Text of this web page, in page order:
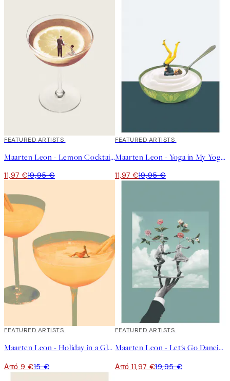
40%*
FEATURED ARTISTS
Maarten Leon - Lemon Cocktail Poster
11,97 €19,95 €
40%*
FEATURED ARTISTS
Maarten Leon - Yoga in My Yoghurt Poster
11,97 €19,95 €
40%*
FEATURED ARTISTS
Maarten Leon - Holiday in a Glass No1 Poster
Από 9 €15 €
40%*
FEATURED ARTISTS
Maarten Leon - Let's Go Dancing Poster
Από 11,97 €19,95 €